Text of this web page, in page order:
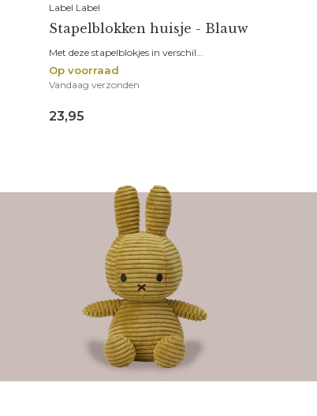
Label Label
Stapelblokken huisje - Blauw
Met deze stapelblokjes in verschil...
Op voorraad
Vandaag verzonden
23,95